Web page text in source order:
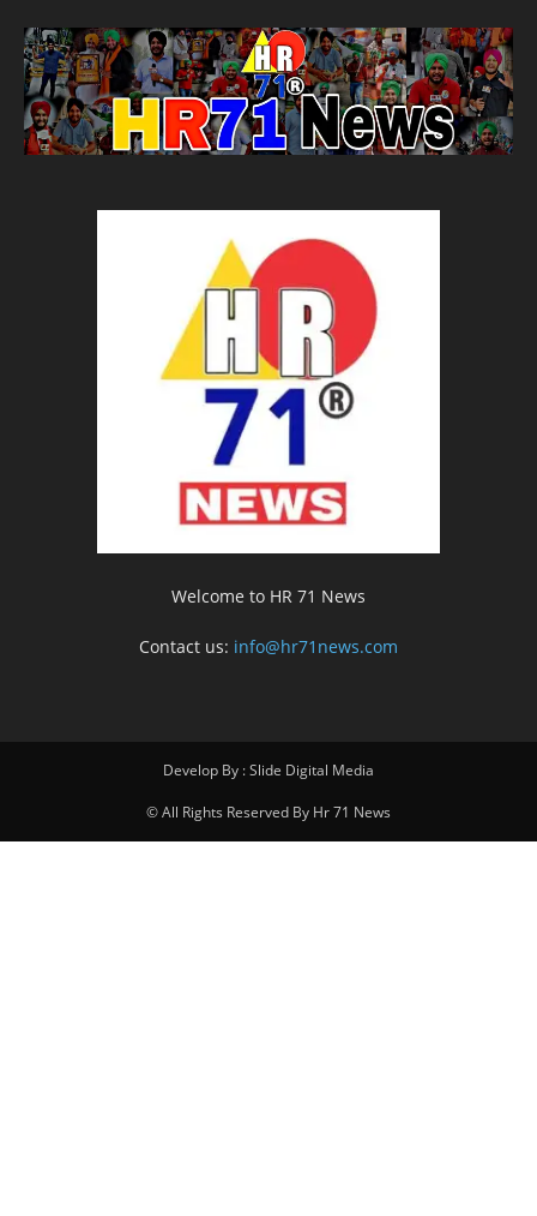
Welcome to HR 71 News
Contact us: info@hr71news.com
Develop By : Slide Digital Media
© All Rights Reserved By Hr 71 News